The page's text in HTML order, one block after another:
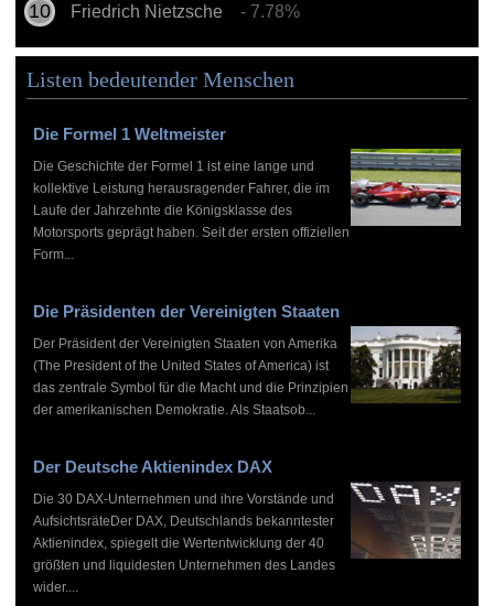
Friedrich Nietzsche - 7.78%
Listen bedeutender Menschen
Die Formel 1 Weltmeister
Die Geschichte der Formel 1 ist eine lange und
kollektive Leistung herausragender Fahrer, die im
Laufe der Jahrzehnte die Königsklasse des
Motorsports geprägt haben. Seit der ersten offiziellen
Form...
Die Präsidenten der Vereinigten Staaten
Der Präsident der Vereinigten Staaten von Amerika
(The President of the United States of America) ist
das zentrale Symbol für die Macht und die Prinzipien
der amerikanischen Demokratie. Als Staatsob...
Der Deutsche Aktienindex DAX
Die 30 DAX-Unternehmen und ihre Vorstände und
AufsichtsräteDer DAX, Deutschlands bekanntester
Aktienindex, spiegelt die Wertentwicklung der 40
größten und liquidesten Unternehmen des Landes
wider....